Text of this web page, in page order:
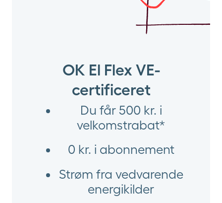
OK El Flex VE-
certificeret
Du får 500 kr. i
velkomstrabat*
0 kr. i abonnement
Strøm fra vedvarende
energikilder